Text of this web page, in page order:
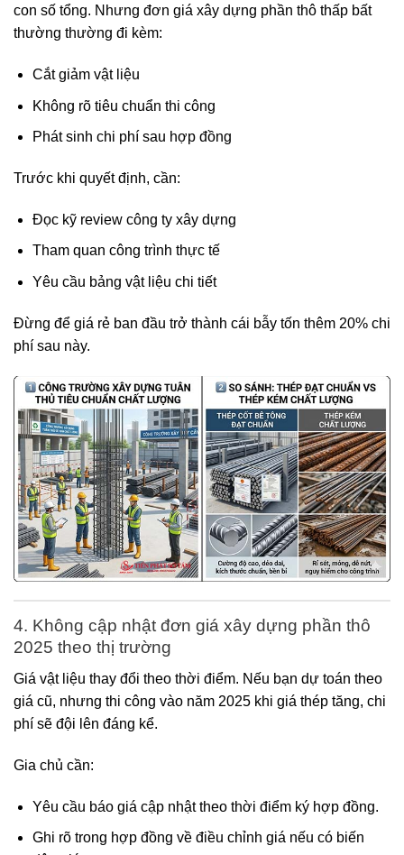
con số tổng. Nhưng đơn giá xây dựng phần thô thấp bất
thường thường đi kèm:
Cắt giảm vật liệu
Không rõ tiêu chuẩn thi công
Phát sinh chi phí sau hợp đồng
Trước khi quyết định, cần:
Đọc kỹ review công ty xây dựng
Tham quan công trình thực tế
Yêu cầu bảng vật liệu chi tiết
Đừng để giá rẻ ban đầu trở thành cái bẫy tốn thêm 20% chi
phí sau này.
4. Không cập nhật đơn giá xây dựng phần thô
2025 theo thị trường
Giá vật liệu thay đổi theo thời điểm. Nếu bạn dự toán theo
giá cũ, nhưng thi công vào năm 2025 khi giá thép tăng, chi
phí sẽ đội lên đáng kể.
Gia chủ cần:
Yêu cầu báo giá cập nhật theo thời điểm ký hợp đồng.
Ghi rõ trong hợp đồng về điều chỉnh giá nếu có biến